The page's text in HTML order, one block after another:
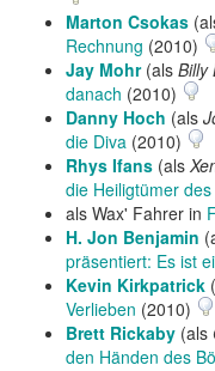
Marton Csokas
Rechnung (2010)
Jay Mohr(als Billy
danach (2010)
Danny Hoch (als
die Diva (2010)
Rhys Ifans (als
die Heiligtümer des
als Wax' Fahrer in
H. Jon Benjamin
präsentiert: Es ist
Kevin Kirkpatrick
Verlieben (2010)
Brett Rickaby (als
den Händen des